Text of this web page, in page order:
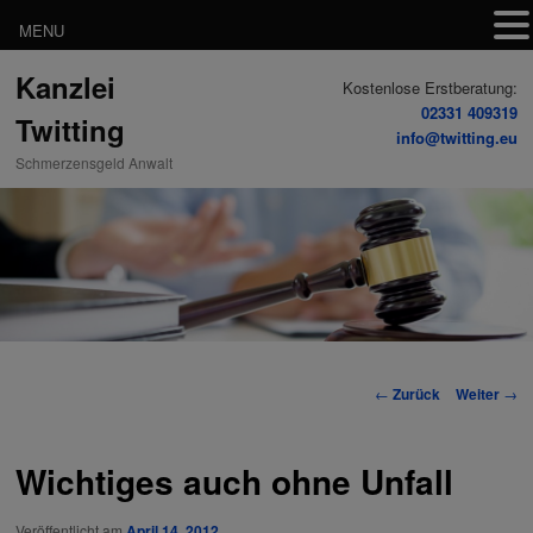
Inhalt
Kanzlei
Twitting
Schmerzensgeld Anwalt
Kostenlose Erstberatung:
02331 409319
info@twitting.eu
Beitrags-
← Zurück Weiter →
Wichtiges auch ohne Unfall
MENU